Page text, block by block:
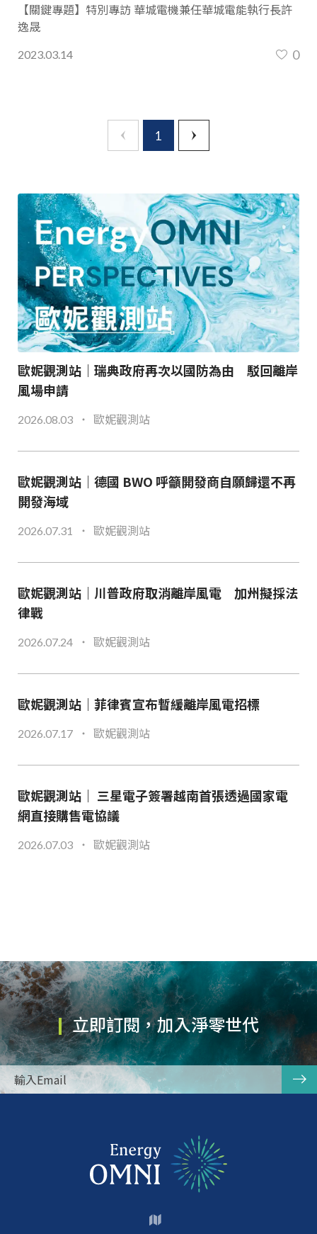
【關鍵專題】特別專訪 華城電機兼任華城電能執行長許
逸晟
2023.03.14 0
1
歐妮觀測站｜瑞典政府再次以國防為由 駁回離岸
風場申請
2026.08.03 歐妮觀測站
歐妮觀測站｜德國 BWO 呼籲開發商自願歸還不再
開發海域
2026.07.31 歐妮觀測站
歐妮觀測站｜川普政府取消離岸風電 加州擬採法
律戰
2026.07.24 歐妮觀測站
歐妮觀測站｜菲律賓宣布暫緩離岸風電招標
2026.07.17 歐妮觀測站
歐妮觀測站｜ 三星電子簽署越南首張透過國家電
網直接購售電協議
2026.07.03 歐妮觀測站
立即訂閱，加入淨零世代